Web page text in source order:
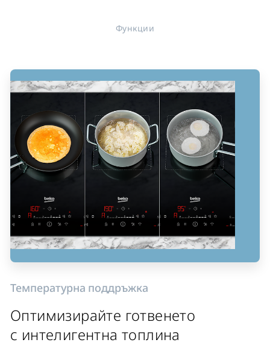
Функции
Температурна поддръжка
Оптимизирайте готвенето
с интелигентна топлина